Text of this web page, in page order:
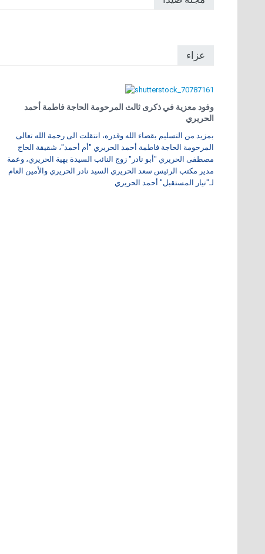
عزاء
وفود معزية في ذكرى ثالث المرحومة الحاجة فاطمة أحمد
الحريري
بمزيد من التسليم بقضاء الله وقدره، انتقلت الى رحمة الله تعالى
المرحومة الحاجة فاطمة أحمد الحريري "أم أحمد"، شقيقة الحاج
مصطفى الحريري "أبو نادر" زوج النائب السيدة بهية الحريري، وعمة
مدير مكتب الرئيس سعد الحريري السيد نادر الحريري والأمين العام
لـ"تيار المستقبل" أحمد الحريري